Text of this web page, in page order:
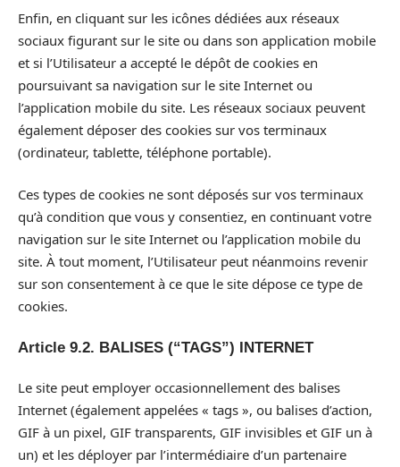
Enfin, en cliquant sur les icônes dédiées aux réseaux
sociaux figurant sur le site ou dans son application mobile
et si l’Utilisateur a accepté le dépôt de cookies en
poursuivant sa navigation sur le site Internet ou
l’application mobile du site. Les réseaux sociaux peuvent
également déposer des cookies sur vos terminaux
(ordinateur, tablette, téléphone portable).
Ces types de cookies ne sont déposés sur vos terminaux
qu’à condition que vous y consentiez, en continuant votre
navigation sur le site Internet ou l’application mobile du
site. À tout moment, l’Utilisateur peut néanmoins revenir
sur son consentement à ce que le site dépose ce type de
cookies.
Article 9.2. BALISES (“TAGS”) INTERNET
Le site peut employer occasionnellement des balises
Internet (également appelées « tags », ou balises d’action,
GIF à un pixel, GIF transparents, GIF invisibles et GIF un à
un) et les déployer par l’intermédiaire d’un partenaire